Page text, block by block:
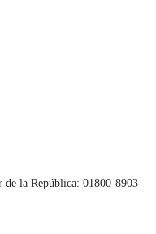
la República: 01800-8903-